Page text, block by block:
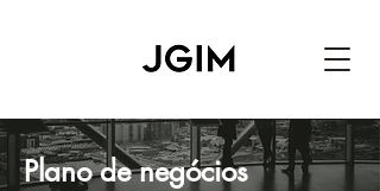
Plano de negócios